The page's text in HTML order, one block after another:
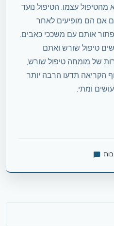
מהטיפול עצמו. הטיפול נועד
אם הם מופיעים לאחר
אותם עם משככי כאבים.
טיפול שורש ואתם
של מומחה טיפול שורש,
הקריאה תדעו הרבה יותר
ומתי.